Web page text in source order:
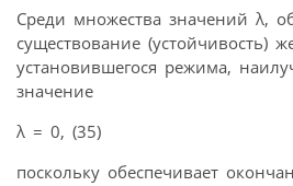
Среди множества значений λ,
существование (устойчивость)
установившегося режима,
значение
λ = 0, (35)
поскольку обеспечивает